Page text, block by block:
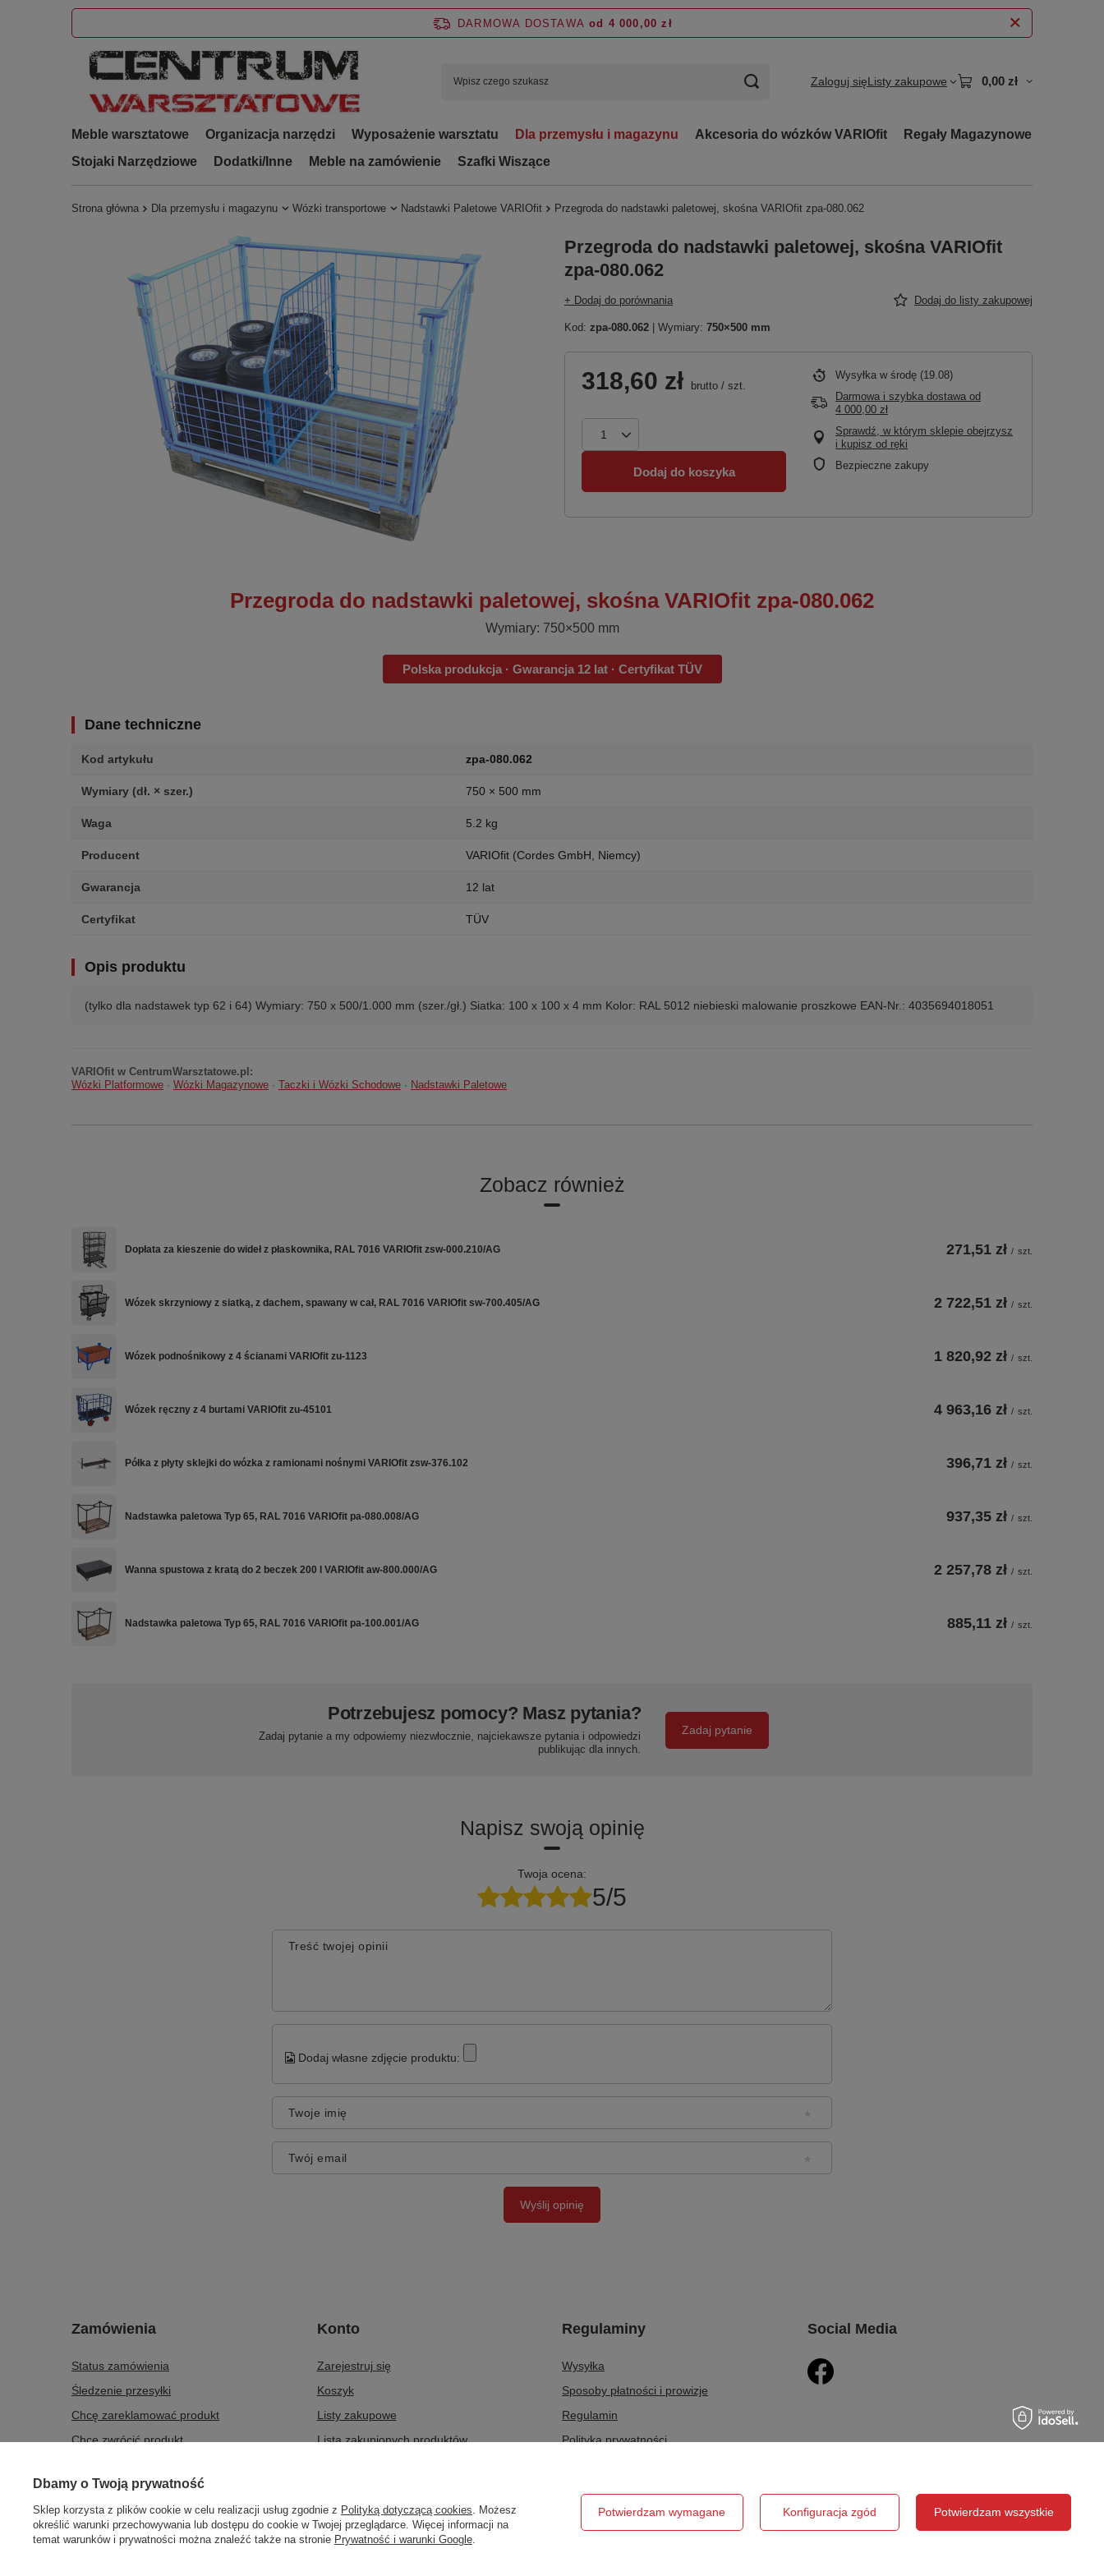
DARMOWA DOSTAWA od 4 000,00 zł
Zaloguj sięListy zakupowe 0,00 zł
Meble warsztatowe Organizacja narzędzi Wyposażenie warsztatu Dla przemysłu i magazynu Akcesoria do wózków VARIOfit
Regały Magazynowe
Stojaki Narzędziowe
Dodatki/Inne Meble na zamówienie Szafki Wiszące
Strona główna Dla przemysłu i magazynu Wózki transportowe Nadstawki Paletowe VARIOfit Przegroda do nadstawki paletowej, skośna VARIOfit zpa-080.062
Przegroda do nadstawki paletowej, skośna VARIOfit
zpa-080.062
+ Dodaj do porównania Dodaj do listy zakupowej
Kod: zpa-080.062 | Wymiary: 750×500 mm
318,60 zł brutto / szt.
Dodaj do koszyka
Wysyłka w środę (19.08)
Darmowa i szybka dostawa od
4 000,00 zł
Sprawdź, w którym sklepie obejrzysz
i kupisz od ręki
Bezpieczne zakupy
Przegroda do nadstawki paletowej, skośna VARIOfit zpa-080.062
Wymiary: 750×500 mm
Polska produkcja · Gwarancja 12 lat · Certyfikat TÜV
Dane techniczne
Kod artykułu zpa-080.062
Wymiary (dł. × szer.) 750 × 500 mm
Waga 5.2 kg
Producent VARIOfit (Cordes GmbH, Niemcy)
Gwarancja 12 lat
Certyfikat TÜV
Opis produktu
(tylko dla nadstawek typ 62 i 64) Wymiary: 750 x 500/1.000 mm (szer./gł.) Siatka: 100 x 100 x 4 mm Kolor: RAL 5012 niebieski malowanie proszkowe EAN-Nr.: 4035694018051
VARIOfit w CentrumWarsztatowe.pl:
Wózki Platformowe · Wózki Magazynowe · Taczki i Wózki Schodowe · Nadstawki Paletowe
Zobacz również
Dopłata za kieszenie do wideł z płaskownika, RAL 7016 VARIOfit zsw-000.210/AG 271,51 zł / szt.
Wózek skrzyniowy z siatką, z dachem, spawany w cał, RAL 7016 VARIOfit sw-700.405/AG 2 722,51 zł / szt.
Wózek podnośnikowy z 4 ścianami VARIOfit zu-1123 1 820,92 zł / szt.
Wózek ręczny z 4 burtami VARIOfit zu-45101 4 963,16 zł / szt.
Półka z płyty sklejki do wózka z ramionami nośnymi VARIOfit zsw-376.102 396,71 zł / szt.
Nadstawka paletowa Typ 65, RAL 7016 VARIOfit pa-080.008/AG 937,35 zł / szt.
Wanna spustowa z kratą do 2 beczek 200 l VARIOfit aw-800.000/AG 2 257,78 zł / szt.
Nadstawka paletowa Typ 65, RAL 7016 VARIOfit pa-100.001/AG 885,11 zł / szt.
Potrzebujesz pomocy? Masz pytania?
Zadaj pytanie a my odpowiemy niezwłocznie, najciekawsze pytania i odpowiedzi
publikując dla innych.
Zadaj pytanie
Napisz swoją opinię
Twoja ocena:
5/5
Treść twojej opinii
Dodaj własne zdjęcie produktu:
Twoje imię
Twój email
Wyślij opinię
Zamówienia
Status zamówienia
Śledzenie przesyłki
Chcę zareklamować produkt
Chcę zwrócić produkt
Kontakt
Konto
Zarejestruj się
Koszyk
Listy zakupowe
Lista zakupionych produktów
Newsletter
Regulaminy
Wysyłka
Sposoby płatności i prowizje
Regulamin
Polityka prywatności
Social Media
Dbamy o Twoją prywatność
Sklep korzysta z plików cookie w celu realizacji usług zgodnie z Polityką dotyczącą cookies . Możesz
określić warunki przechowywania lub dostępu do cookie w Twojej przeglądarce. Więcej informacji na
temat warunków i prywatności można znaleźć także na stronie Prywatność i warunki Google
Potwierdzam wymagane Konfiguracja zgód Potwierdzam wszystkie